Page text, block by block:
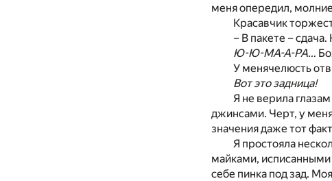
меня опередил,
Красавчик
– В пакете –
Ю-Ю-МА-А-РА…
У менячелюсть
Вот это задница!
Я не верила
джинсами. Черт, у
значения даже тот
Я простояла
майками,
себе пинка под зад.